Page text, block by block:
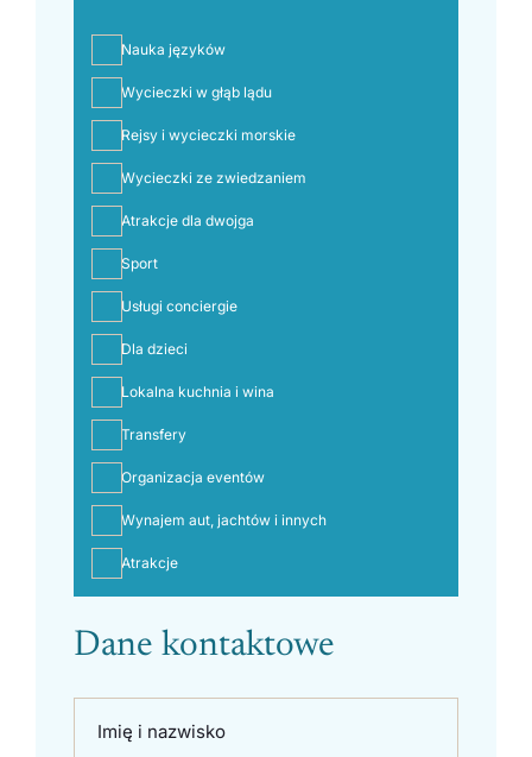
Nauka języków
Wycieczki w głąb lądu
Rejsy i wycieczki morskie
Wycieczki ze zwiedzaniem
Atrakcje dla dwojga
Sport
Usługi conciergie
Dla dzieci
Lokalna kuchnia i wina
Transfery
Organizacja eventów
Wynajem aut, jachtów i innych
Atrakcje
Dane kontaktowe
Imię i nazwisko